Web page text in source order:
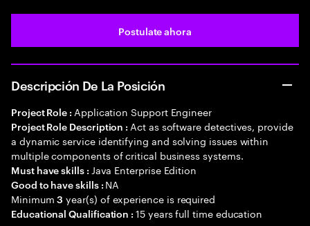
Postulate ahora
Descripción De La Posición
Project Role : Application Support Engineer
Project Role Description : Act as software detectives, provide
a dynamic service identifying and solving issues within
multiple components of critical business systems.
Must have skills : Java Enterprise Edition
Good to have skills : NA
Minimum3 year(s) of experience is required
Educational Qualification :15 years full time education